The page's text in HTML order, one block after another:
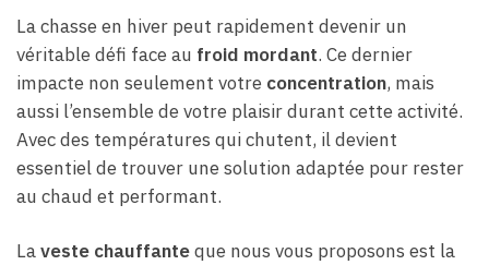
La chasse en hiver peut rapidement devenir un
véritable défi face au froid mordant. Ce dernier
impacte non seulement votre concentration, mais
aussi l’ensemble de votre plaisir durant cette activité.
Avec des températures qui chutent, il devient
essentiel de trouver une solution adaptée pour rester
au chaud et performant.
Laveste chauffanteque nous vous proposons est la